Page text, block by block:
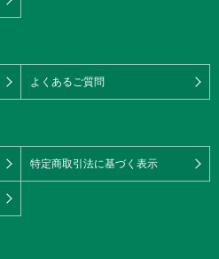
よくあるご質問
特定商取引法に基づく表示